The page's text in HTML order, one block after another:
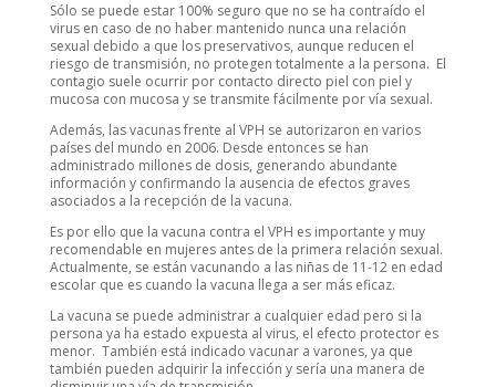
Sólo se puede estar 100% seguro que no se ha contraído el
virus en caso de no haber mantenido nunca una relación
sexual debido a que los preservativos, aunque reducen el
riesgo de transmisión, no protegen totalmente a la persona. El
contagio suele ocurrir por contacto directo piel con piel y
mucosa con mucosa y se transmite fácilmente por vía sexual.
Además, las vacunas frente al VPH se autorizaron en varios
países del mundo en 2006. Desde entonces se han
administrado millones de dosis, generando abundante
información y confirmando la ausencia de efectos graves
asociados a la recepción de la vacuna.
Es por ello que la vacuna contra el VPH es importante y muy
recomendable en mujeres antes de la primera relación sexual.
Actualmente, se están vacunando a las niñas de 11-12 en edad
escolar que es cuando la vacuna llega a ser más eficaz.
La vacuna se puede administrar a cualquier edad pero si la
persona ya ha estado expuesta al virus, el efecto protector es
menor. También está indicado vacunar a varones, ya que
también pueden adquirir la infección y sería una manera de